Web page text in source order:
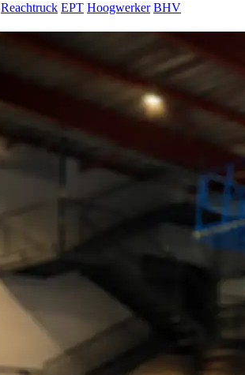
Reachtruck EPT Hoogwerker BHV